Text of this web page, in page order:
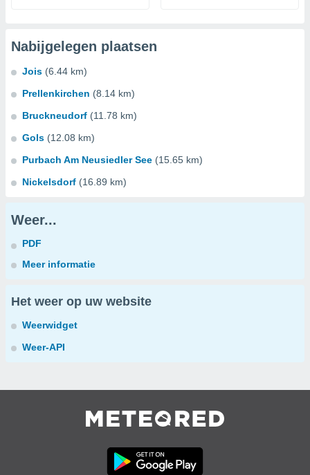
Nabijgelegen plaatsen
Jois (6.44 km)
Prellenkirchen (8.14 km)
Bruckneudorf (11.78 km)
Gols (12.08 km)
Purbach Am Neusiedler See (15.65 km)
Nickelsdorf (16.89 km)
Weer...
PDF
Meer informatie
Het weer op uw website
Weerwidget
Weer-API